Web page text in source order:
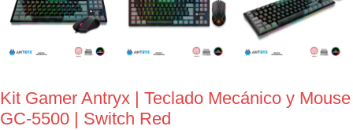
Kit Gamer Antryx | Teclado Mecánico y Mouse
GC-5500 | Switch Red